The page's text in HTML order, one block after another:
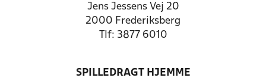
Jens Jessens Vej 20
2000 Frederiksberg
Tlf: 3877 6010
SPILLEDRAGT HJEMME